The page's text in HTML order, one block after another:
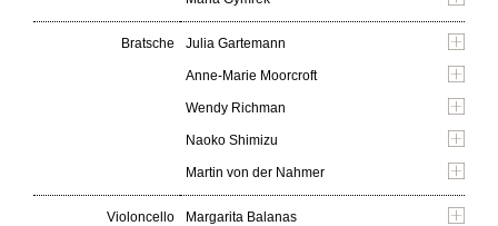
Bratsche Julia Gartemann
Anne-Marie Moorcroft
Wendy Richman
Naoko Shimizu
Martin von der Nahmer
Violoncello Margarita Balanas